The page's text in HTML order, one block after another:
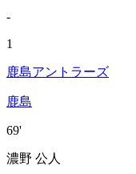
-
1
鹿島アントラーズ
鹿島
69'
濃野 公人